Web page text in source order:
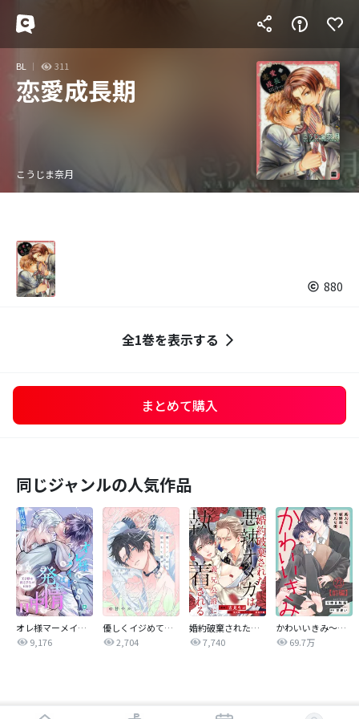
BL 311
恋愛成長期
こうじま奈月
880
全1巻を表示する
まとめて購入
同じジャンルの人気作品
オレ様マーメイドは発情中～王子様は貧乏学生がお好き～
9,176
優しくイジめて溶かして混ぜて
2,704
婚約破棄された悪辣オメガは義兄公爵に執着される 【連載版】
7,740
かわいいきみ～美人な幼馴染と平凡な僕～
69.7万